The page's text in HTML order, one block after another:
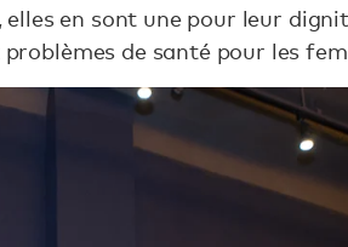
en sont une pour leur
de santé pour les